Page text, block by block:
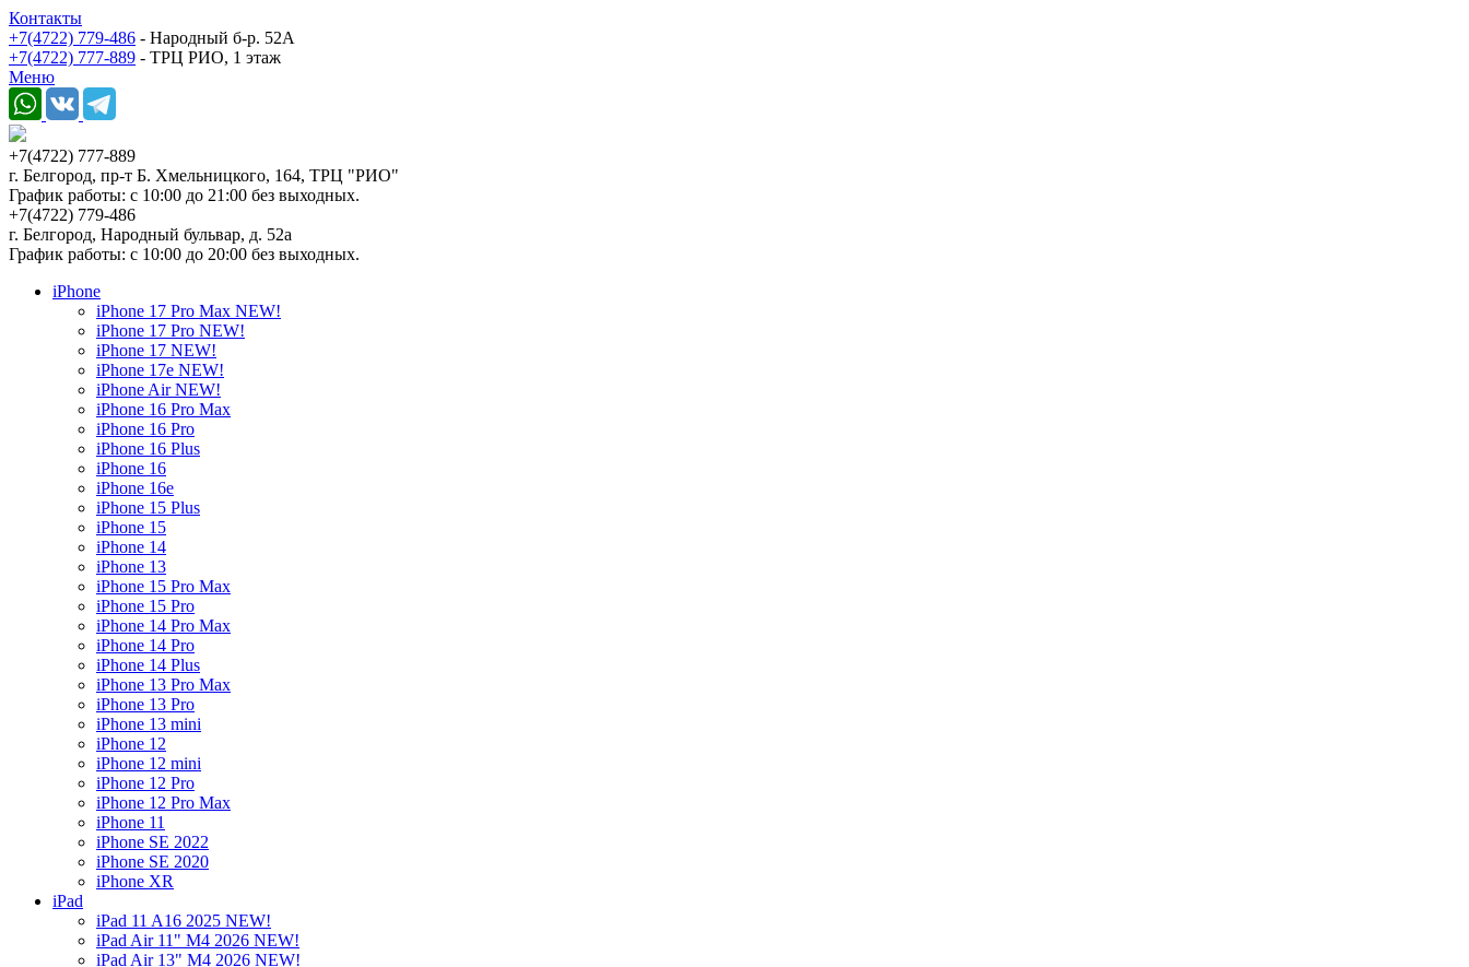
Контакты
+7(4722) 779-486 - Народный б-р. 52А
+7(4722) 777-889 - ТРЦ РИО, 1 этаж
Меню
+7(4722) 777-889
г. Белгород, пр-т Б. Хмельницкого, 164, ТРЦ "РИО"
График работы: с 10:00 до 21:00 без выходных.
+7(4722) 779-486
г. Белгород, Народный бульвар, д. 52а
График работы: с 10:00 до 20:00 без выходных.
iPhone
iPhone 17 Pro Max NEW!
iPhone 17 Pro NEW!
iPhone 17 NEW!
iPhone 17e NEW!
iPhone Air NEW!
iPhone 16 Pro Max
iPhone 16 Pro
iPhone 16 Plus
iPhone 16
iPhone 16e
iPhone 15 Plus
iPhone 15
iPhone 14
iPhone 13
iPhone 15 Pro Max
iPhone 15 Pro
iPhone 14 Pro Max
iPhone 14 Pro
iPhone 14 Plus
iPhone 13 Pro Max
iPhone 13 Pro
iPhone 13 mini
iPhone 12
iPhone 12 mini
iPhone 12 Pro
iPhone 12 Pro Max
iPhone 11
iPhone SE 2022
iPhone SE 2020
iPhone XR
iPad
iPad 11 A16 2025 NEW!
iPad Air 11" M4 2026 NEW!
iPad Air 13" M4 2026 NEW!